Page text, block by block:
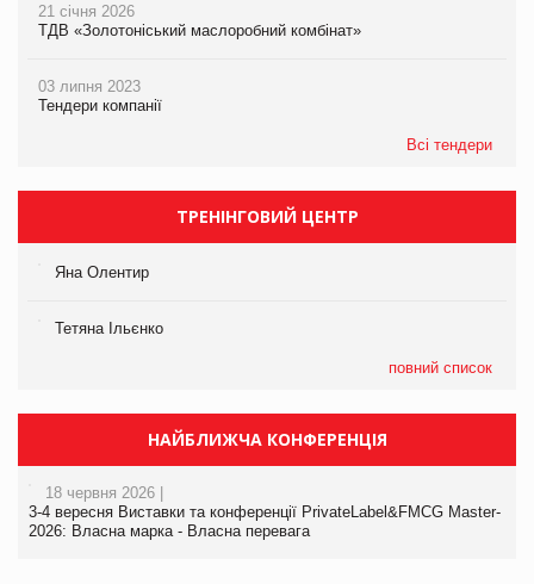
21 січня 2026
ТДВ «Золотоніський маслоробний комбінат»
03 липня 2023
Тендери компанії
Всі тендери
ТРЕНІНГОВИЙ ЦЕНТР
Яна Олентир
Тетяна Ільєнко
повний список
НАЙБЛИЖЧА КОНФЕРЕНЦІЯ
18 червня 2026 |
3-4 вересня Виставки та конференції PrivateLabel&FMCG Master-
2026: Власна марка - Власна перевага